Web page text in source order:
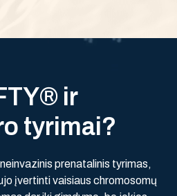
TY® ir
o tyrimai?
prenatalinis tyrimas,
įvertinti vaisiaus chromosomų